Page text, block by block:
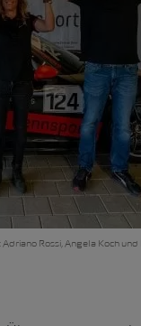
Adriano Rossi, Angela Koch und